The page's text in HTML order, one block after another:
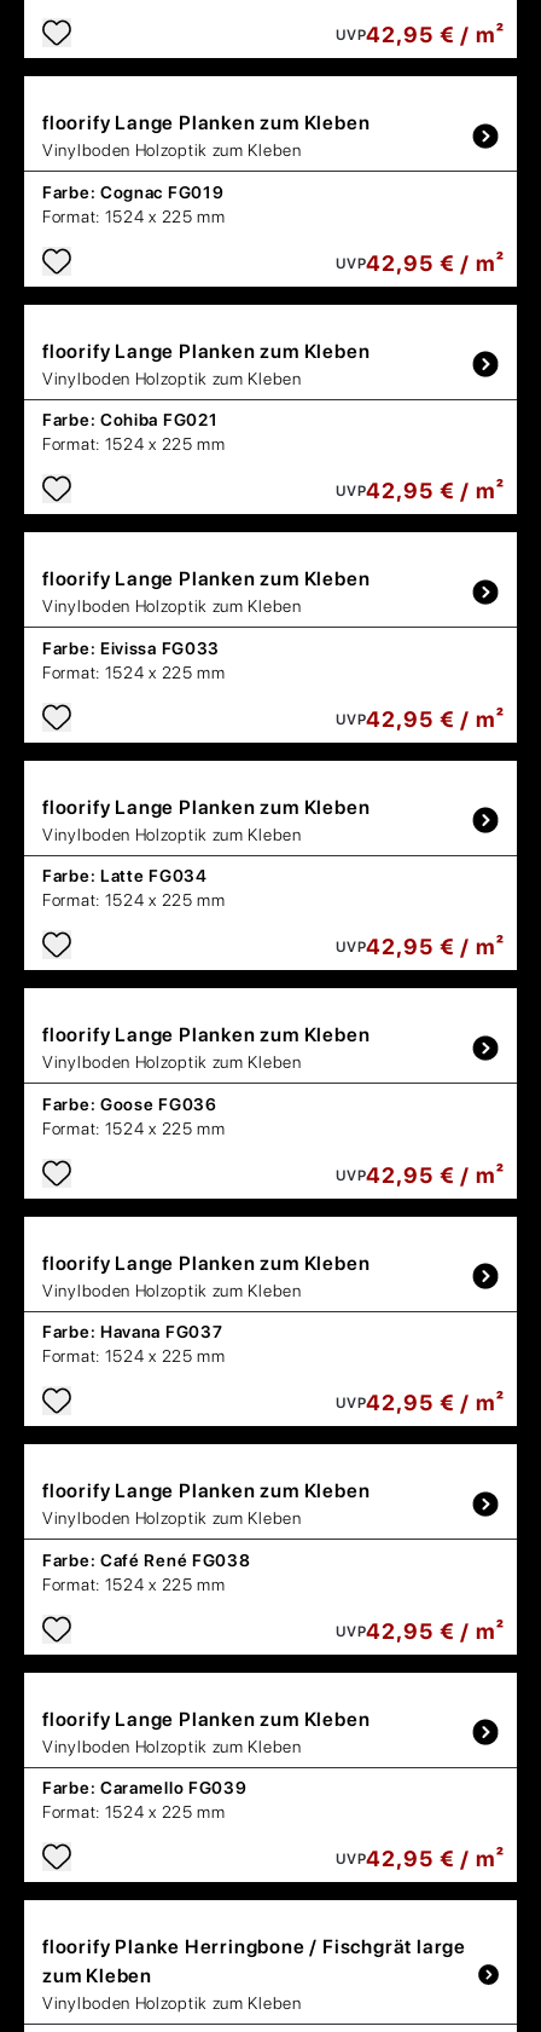
UVP42,95 € / m²
floorify Lange Planken zum Kleben
Vinylboden Holzoptik zum Kleben
Farbe: Cognac FG019
Format: 1524 x 225 mm
UVP42,95 € / m²
floorify Lange Planken zum Kleben
Vinylboden Holzoptik zum Kleben
Farbe: Cohiba FG021
Format: 1524 x 225 mm
UVP42,95 € / m²
floorify Lange Planken zum Kleben
Vinylboden Holzoptik zum Kleben
Farbe: Eivissa FG033
Format: 1524 x 225 mm
UVP42,95 € / m²
floorify Lange Planken zum Kleben
Vinylboden Holzoptik zum Kleben
Farbe: Latte FG034
Format: 1524 x 225 mm
UVP42,95 € / m²
floorify Lange Planken zum Kleben
Vinylboden Holzoptik zum Kleben
Farbe: Goose FG036
Format: 1524 x 225 mm
UVP42,95 € / m²
floorify Lange Planken zum Kleben
Vinylboden Holzoptik zum Kleben
Farbe: Havana FG037
Format: 1524 x 225 mm
UVP42,95 € / m²
floorify Lange Planken zum Kleben
Vinylboden Holzoptik zum Kleben
Farbe: Café René FG038
Format: 1524 x 225 mm
UVP42,95 € / m²
floorify Lange Planken zum Kleben
Vinylboden Holzoptik zum Kleben
Farbe: Caramello FG039
Format: 1524 x 225 mm
UVP42,95 € / m²
floorify Planke Herringbone / Fischgrät large
zum Kleben
Vinylboden Holzoptik zum Kleben